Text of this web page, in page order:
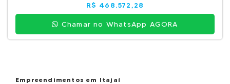
R$ 468.572,28
Chamar no WhatsApp AGORA
Empreendimentos em Itajaí